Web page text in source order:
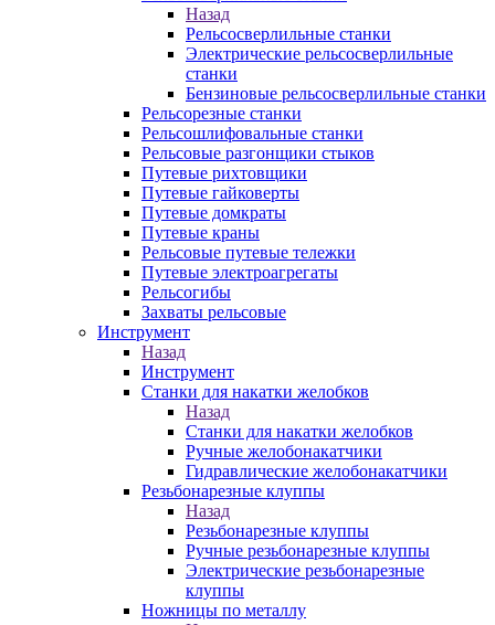
Назад
Рельсосверлильные станки
Электрические рельсосверлильные
станки
Бензиновые рельсосверлильные станки
Рельсорезные станки
Рельсошлифовальные станки
Рельсовые разгонщики стыков
Путевые рихтовщики
Путевые гайковерты
Путевые домкраты
Путевые краны
Рельсовые путевые тележки
Путевые электроагрегаты
Рельсогибы
Захваты рельсовые
Инструмент
Назад
Инструмент
Станки для накатки желобков
Назад
Станки для накатки желобков
Ручные желобонакатчики
Гидравлические желобонакатчики
Резьбонарезные клуппы
Назад
Резьбонарезные клуппы
Ручные резьбонарезные клуппы
Электрические резьбонарезные
клуппы
Ножницы по металлу